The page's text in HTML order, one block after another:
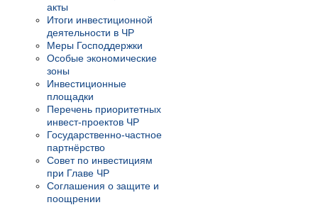
акты
Итоги инвестиционной
деятельности в ЧР
Меры Господдержки
Особые экономические
зоны
Инвестиционные
площадки
Перечень приоритетных
инвест-проектов ЧР
Государственно-частное
партнёрство
Совет по инвестициям
при Главе ЧР
Соглашения о защите и
поощрении